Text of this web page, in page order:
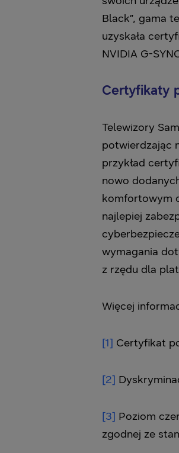
Black”, gama
uzyskała
NVIDIA G-
Certyfikaty
Telewizory
potwierdzając
przykład
nowo
komfortowym
najlepiej
wymagania
z rzędu dla
Więcej
[1] Certyfikat
[2]
[3] Poziom
zgodnej ze